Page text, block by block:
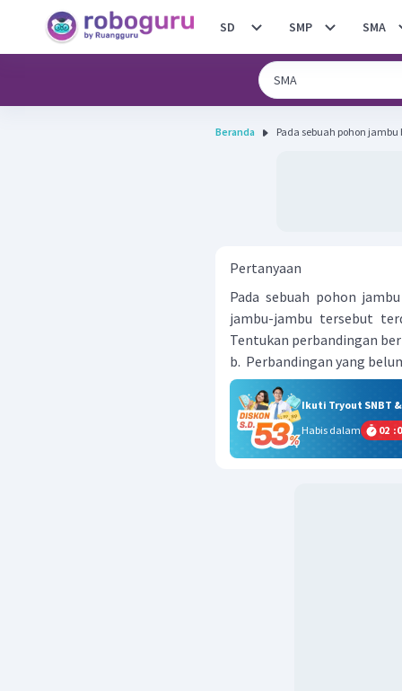
SD SMP SMA
Beranda Pada sebuah pohon
Pertanyaan
Pada sebuah pohon
jambu-jambu tersebut
Tentukan perbandingan
b. Perbandingan yang
Ikuti Tryout SNBT
Habis dalam
02 :